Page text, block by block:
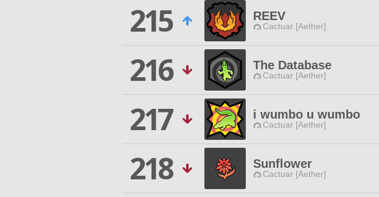
215
REEV
Cactuar [Aether]
216
The Database
Cactuar [Aether]
217
i wumbo u wumbo
Cactuar [Aether]
218
Sunflower
Cactuar [Aether]